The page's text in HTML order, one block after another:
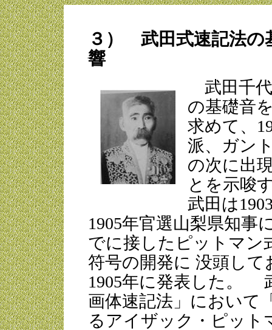
３） 武田式速記法の
響
武田千代
の基礎音
求めて、
派、ガン
の次に出
とを示唆
武田は
1905年官選山梨県知事
でに接したピットマン
符号の開発に 没頭し
1905年に発表した。
画体速記法」において
るアイザック・ピット